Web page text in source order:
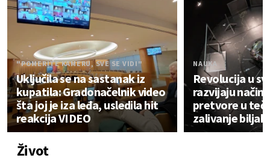
"POMERITE KAMERU, SVE SE VIDI"
Uključila se na sastanak iz
kupatila: Gradonačelnik video
šta joj je iza leđa, usledila hit
reakcija VIDEO
NAUKA
Revolucija u
razvijaju način
pretvore u
zalivanje
Život